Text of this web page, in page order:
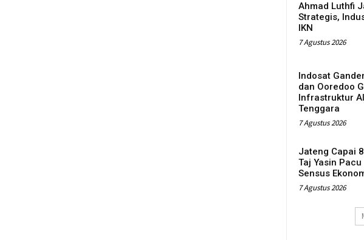
Ahmad Luthfi
Strategis,
IKN
7 Agustus 2026
Indosat
dan Ooredoo
Infrastruktur
Tenggara
7 Agustus 2026
Jateng Capai
Taj Yasin
Sensus
7 Agustus 2026